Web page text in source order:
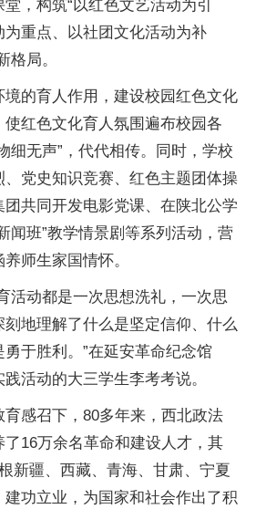
，构筑“以红色文艺活动为引
重点、以社团文化活动为补
格局。
境的育人作用，建设校园红色文化
红色文化育人氛围遍布校园各
细无声”，代代相传。同时，学校
党史知识竞赛、红色主题团体操
共同开发电影党课、在陕北公学
闻班”教学情景剧等系列活动，营
师生家国情怀。
活动都是一次思想洗礼，一次思
地理解了什么是坚定信仰、什么
于胜利。”在延安革命纪念馆
活动的大三学生李考考说。
感召下，80多年来，西北政法
16万余名革命和建设人才，其
新疆、西藏、青海、甘肃、宁夏
功立业，为国家和社会作出了积